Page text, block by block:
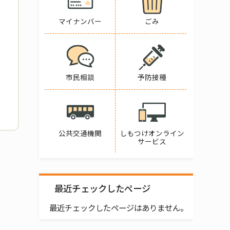
マイナンバー ごみ
市民相談 予防接種
公共交通機関
しもつけオンライン
サービス
最近チェックしたページ
最近チェックしたページはありません。